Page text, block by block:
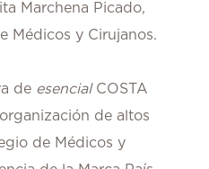
Marchena Picado,
Médicos y Cirujanos.
de esencialCOSTA
de altos
de Médicos y